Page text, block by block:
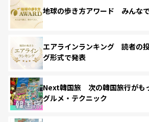
地球の歩き方アワード みんなで
エアラインランキング 読者の
グ形式で発表
Next韓国旅 次の韓国旅行がも
グルメ・テクニック